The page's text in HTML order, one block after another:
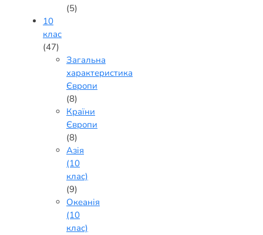
(5)
10
клас
(47)
Загальна
характеристика
Європи
(8)
Країни
Європи
(8)
Азія
(10
клас)
(9)
Океанія
(10
клас)